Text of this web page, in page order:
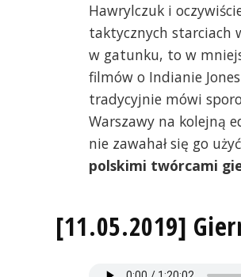
Hawrylczuk i
taktycznych starciach
w gatunku, to w
filmów o Indianie
tradycyjnie mówi sporo
Warszawy na kolejną
nie zawahał się go
polskimi twórcami
[11.05.2019]